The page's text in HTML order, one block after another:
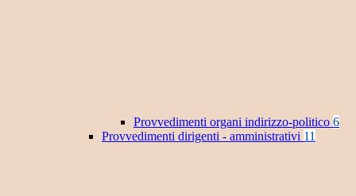
Provvedimenti organi indirizzo-politico 6
Provvedimenti dirigenti - amministrativi 11